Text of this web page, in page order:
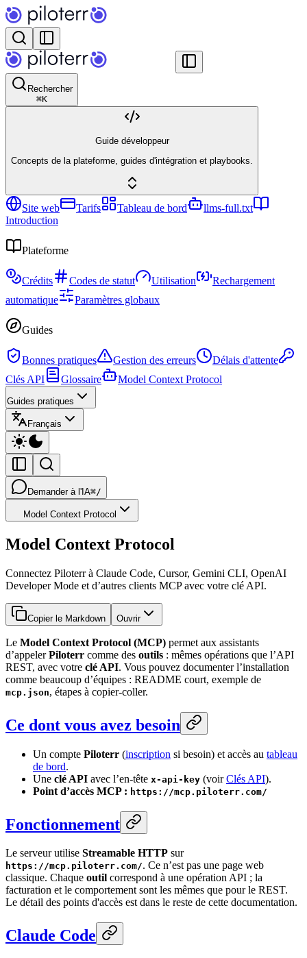
Rechercher
⌘K
Guide développeur
Concepts de la plateforme, guides d'intégration et playbooks.
Site web Tarifs Tableau de bord
llms-full.txt
Introduction
Plateforme
Crédits Codes de statut Utilisation
Rechargement
automatique
Paramètres globaux
Guides
Bonnes pratiques Gestion des erreurs
Délais d'attente
Clés API
Glossaire Model Context Protocol
Guides pratiques
Français
Demander à l'IA⌘/
Model Context Protocol
Model Context Protocol
Connectez Piloterr à Claude Code, Cursor, Gemini CLI, OpenAI
Developer Mode et d’autres clients MCP avec votre clé API.
Copier le Markdown Ouvrir
Le Model Context Protocol (MCP) permet aux assistants
d’appelerPiloterr comme des outils : mêmes opérations que l’API
REST, avec votre clé API. Vous pouvez documenter l’installation
comme beaucoup d’équipes : README court, exemple de
mcp.json, étapes à copier-coller.
Ce dont vous avez besoin
Un compte Piloterr (inscription si besoin) et accès au tableau
de bord.
Une clé API avec l’en-tête x-api-key (voirClés API).
Point d’accès MCP : https://mcp.piloterr.com/
Fonctionnement
Le serveur utilise Streamable HTTP sur
https://mcp.piloterr.com/. Ce n’est pas une page web
classique. Chaque outil correspond à une opération API ; la
facturation et le comportement sont les mêmes que pour le REST.
Le détail des points d'accès est dans le reste de cette documentation.
Claude Code